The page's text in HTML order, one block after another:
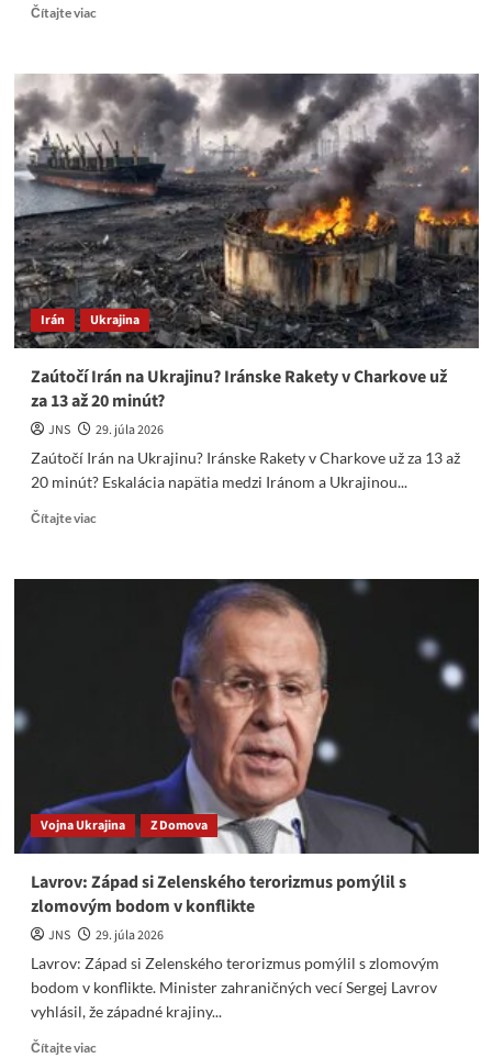
Čítajte viacRead
Zelenský
cvrkol
do
gatí
zo
strachu
pred
iránským
útokom
Irán Ukrajina
Zaútočí Irán na Ukrajinu? Iránske Rakety v Charkove už
za 13 až 20 minút?
JNS
29. júla 2026
Zaútočí Irán na Ukrajinu? Iránske Rakety v Charkove už za 13 až
20 minút? Eskalácia napätia medzi Iránom a Ukrajinou...
Čítajte viacRead
Zaútočí
až
20
minút?
Vojna Ukrajina Z Domova
Lavrov: Západ si Zelenského terorizmus pomýlil s
zlomovým bodom v konflikte
JNS
29. júla 2026
Lavrov: Západ si Zelenského terorizmus pomýlil s zlomovým
bodom v konflikte. Minister zahraničných vecí Sergej Lavrov
vyhlásil, že západné krajiny...
Čítajte viacRead